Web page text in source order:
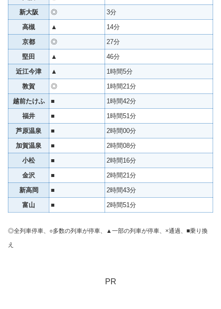
新大阪
◎
3分
高槻
▲
14分
京都
◎
27分
堅田
▲
46分
近江今津
▲
1時間5分
敦賀
◎
1時間21分
越前たけふ
■
1時間42分
福井
■
1時間51分
芦原温泉
■
2時間00分
加賀温泉
■
2時間08分
小松
■
2時間16分
金沢
■
2時間21分
新高岡
■
2時間43分
富山
■ 2時間51分
◎全列車停車、○多数の列車が停車、▲一部の列車が停車、×通過、■乗り換
え
PR